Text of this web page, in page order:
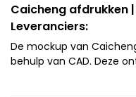
Caicheng afdrukken
Leveranciers:
De mockup van
behulp van CAD. Deze